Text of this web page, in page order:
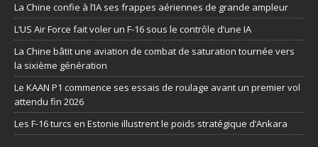
La Chine confie à l’IA ses frappes aériennes de grande ampleur
L’US Air Force fait voler un F-16 sous le contrôle d’une IA
La Chine bâtit une aviation de combat de saturation tournée vers
la sixième génération
Le KAAN P1 commence ses essais de roulage avant un premier vol
attendu fin 2026
Les F-16 turcs en Estonie illustrent le poids stratégique d’Ankara